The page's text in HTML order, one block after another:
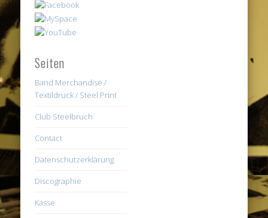
Seiten
Band Merchandise /
Textildruck / Steel Print
Club Steelbruch
Contact
Datenschutzerklärung
Discographie
Kasse